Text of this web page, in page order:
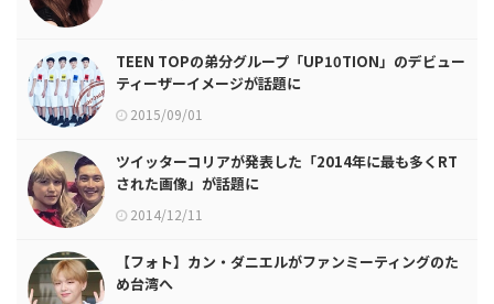
TEEN TOPの弟分グループ「UP10TION」のデビュー
ティーザーイメージが話題に
2015/09/01
ツイッターコリアが発表した「2014年に最も多くRT
された画像」が話題に
2014/12/11
【フォト】カン・ダニエルがファンミーティングのた
め台湾へ